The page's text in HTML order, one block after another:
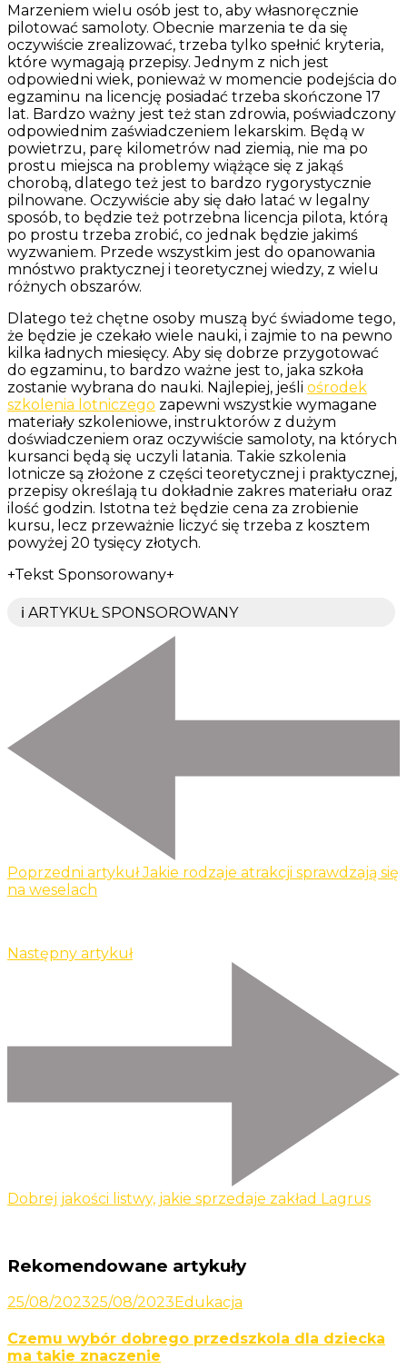
pamiętać
przy
wyborze
szkoły
pilotażu
Marzeniem wielu osób jest to, aby własnoręcznie
pilotować samoloty. Obecnie marzenia te da się
oczywiście zrealizować, trzeba tylko spełnić kryteria,
które wymagają przepisy. Jednym z nich jest
odpowiedni wiek, ponieważ w momencie podejścia do
egzaminu na licencję posiadać trzeba skończone 17
lat. Bardzo ważny jest też stan zdrowia, poświadczony
odpowiednim zaświadczeniem lekarskim. Będą w
powietrzu, parę kilometrów nad ziemią, nie ma po
prostu miejsca na problemy wiążące się z jakąś
chorobą, dlatego też jest to bardzo rygorystycznie
pilnowane. Oczywiście aby się dało latać w legalny
sposób, to będzie też potrzebna licencja pilota, którą
po prostu trzeba zrobić, co jednak będzie jakimś
wyzwaniem. Przede wszystkim jest do opanowania
mnóstwo praktycznej i teoretycznej wiedzy, z wielu
różnych obszarów.
Dlatego też chętne osoby muszą być świadome tego,
że będzie je czekało wiele nauki, i zajmie to na pewno
kilka ładnych miesięcy. Aby się dobrze przygotować
do egzaminu, to bardzo ważne jest to, jaka szkoła
zostanie wybrana do nauki. Najlepiej, jeśli ośrodek
szkolenia lotniczego zapewni wszystkie wymagane
materiały szkoleniowe, instruktorów z dużym
doświadczeniem oraz oczywiście samoloty, na których
kursanci będą się uczyli latania. Takie szkolenia
lotnicze są złożone z części teoretycznej i praktycznej,
przepisy określają tu dokładnie zakres materiału oraz
ilość godzin. Istotna też będzie cena za zrobienie
kursu, lecz przeważnie liczyć się trzeba z kosztem
powyżej 20 tysięcy złotych.
+Tekst Sponsorowany+
ℹ️ ARTYKUŁ SPONSOROWANY
Poprzedni artykuł Jakie rodzaje atrakcji sprawdzają się
na weselach
Następny artykuł
Dobrej jakości listwy, jakie sprzedaje zakład Lagrus
Rekomendowane artykuły
25/08/202325/08/2023Edukacja
Czemu wybór dobrego przedszkola dla dziecka
ma takie znaczenie